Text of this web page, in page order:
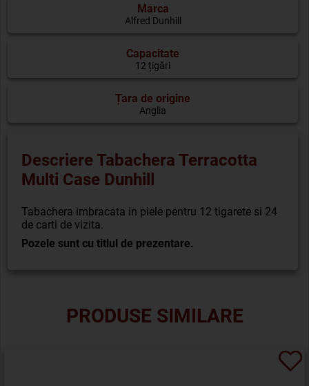
Marca
Alfred Dunhill
Capacitate
12 țigări
Țara de origine
Anglia
Descriere Tabachera Terracotta
Multi Case Dunhill
Tabachera imbracata in piele pentru 12 tigarete si 24
de carti de vizita.
Pozele sunt cu titlul de prezentare.
PRODUSE SIMILARE